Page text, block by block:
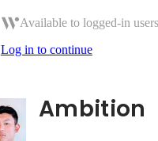
Available to logged-in
Log in to continue
Ambition